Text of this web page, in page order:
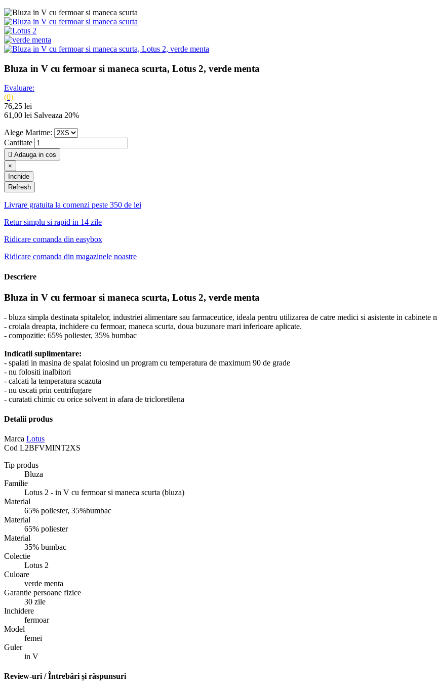
Bluza in V cu fermoar si maneca scurta, Lotus 2, verde menta
Evaluare:
(0)
76,25 lei
61,00 lei Salveaza 20%
Alege Marime:
Cantitate
 Adauga in cos
×
Inchide
Livrare gratuita la comenzi peste 350 de lei
Retur simplu si rapid in 14 zile
Ridicare comanda din easybox
Ridicare comanda din magazinele noastre
Descriere
Bluza in V cu fermoar si maneca scurta, Lotus 2, verde menta
- bluza simpla destinata spitalelor, industriei alimentare sau farmaceutice, ideala pentru utilizarea de catre medici si asistente in cabinete
- croiala dreapta, inchidere cu fermoar, maneca scurta, doua buzunare mari inferioare aplicate.
- compozitie: 65% poliester, 35% bumbac
Indicatii suplimentare:
- spalati in masina de spalat folosind un program cu temperatura de maximum 90 de grade
- nu folositi inalbitori
- calcati la temperatura scazuta
- nu uscati prin centrifugare
- curatati chimic cu orice solvent in afara de tricloretilena
Detalii produs
Marca Lotus
Cod L2BFVMINT2XS
Tip produs
Bluza
Familie
Lotus 2 - in V cu fermoar si maneca scurta (bluza)
Material
65% poliester, 35%bumbac
Material
65% poliester
Material
35% bumbac
Colectie
Lotus 2
Culoare
verde menta
Garantie persoane fizice
30 zile
Inchidere
fermoar
Model
femei
Guler
in V
Review-uri / Întrebări și răspunsuri